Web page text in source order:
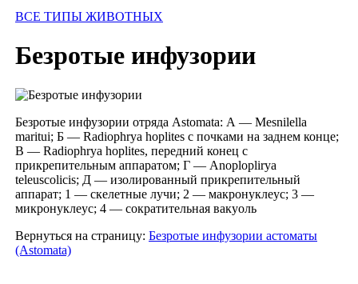
ВСЕ ТИПЫ ЖИВОТНЫХ
Безротые инфузории
Безротые инфузории отряда Astomata: А — Mesnilella
maritui; Б — Radiophrya hoplites с почками на заднем конце;
В — Radiophrya hoplites, передний конец с
прикрепительным аппаратом; Г — Anoploplirya
teleuscolicis; Д — изолированный прикрепительный
аппарат; 1 — скелетные лучи; 2 — макронуклеус; 3 —
микронуклеус; 4 — сократительная вакуоль
Вернуться на страницу: Безротые инфузории астоматы
(Astomata)